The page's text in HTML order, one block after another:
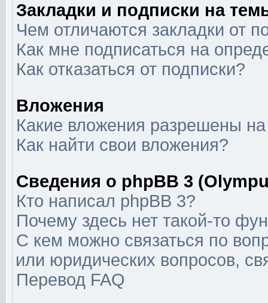
Закладки и подписки на
Чем отличаются закладки от
Как мне подписаться на
Как отказаться от подписки?
Вложения
Какие вложения разрешены
Как найти свои вложения?
Сведения о phpBB 3
Кто написал phpBB 3?
Почему здесь нет такой-то
С кем можно связаться по
или юридических вопросов,
Перевод FAQ